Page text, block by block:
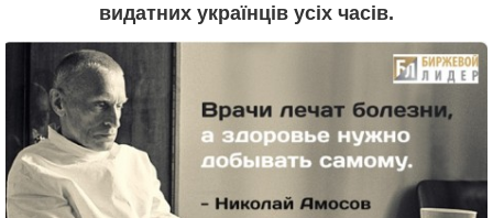
видатних українців усіх часів.